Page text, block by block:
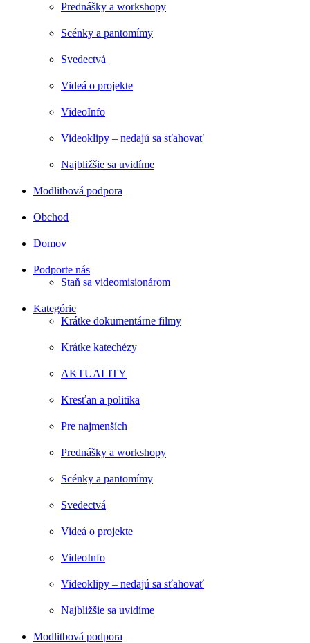
Prednášky a workshopy
Scénky a pantomímy
Svedectvá
Videá o projekte
VideoInfo
Videoklipy – nedajú sa sťahovať
Najbližšie sa uvidíme
Modlitbová podpora
Obchod
Domov
Podporte nás
Staň sa videomisionárom
Kategórie
Krátke dokumentárne filmy
Krátke katechézy
AKTUALITY
Kresťan a politika
Pre najmenších
Prednášky a workshopy
Scénky a pantomímy
Svedectvá
Videá o projekte
VideoInfo
Videoklipy – nedajú sa sťahovať
Najbližšie sa uvidíme
Modlitbová podpora